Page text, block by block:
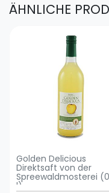
ÄHNLICHE
Golden Delicious
Direktsaft von der
Spreewaldmosterei
l)